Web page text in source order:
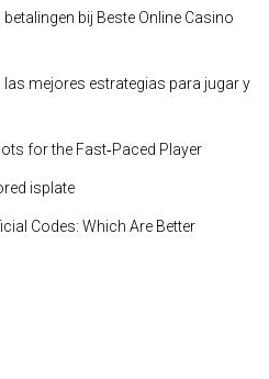
bij Beste Online Casino
mejores estrategias para jugar y
for the Fast‑Paced Player
isplate
Codes: Which Are Better